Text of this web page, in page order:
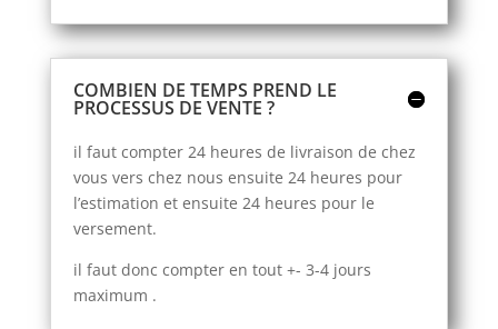
COMBIEN DE TEMPS PREND LE
PROCESSUS DE VENTE ?
il faut compter 24 heures de livraison de chez
vous vers chez nous ensuite 24 heures pour
l’estimation et ensuite 24 heures pour le
versement.
il faut donc compter en tout +- 3-4 jours
maximum .